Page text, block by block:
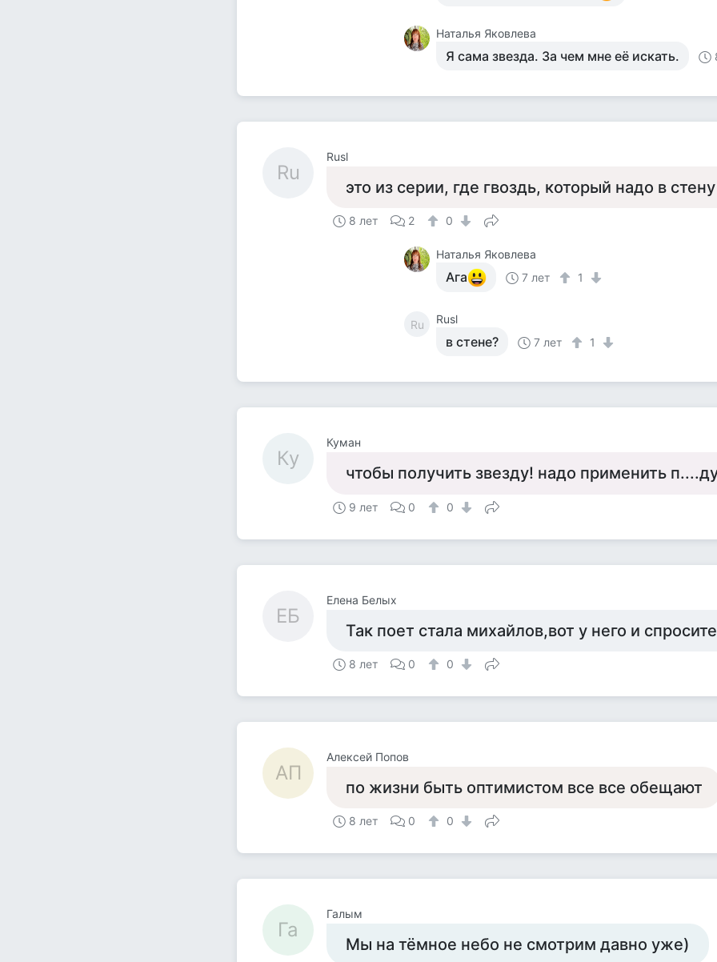
Наталья Яковлева
Я сама звезда. За чем мне её искать.
Ru
Rusl
это из серии, где гвоздь, который надо в
8 лет 2 0
Наталья Яковлева
Ага 7 лет 1
Ru Rusl
в стене? 7 лет 1
Ку
Куман
чтобы получить звезду! надо применить
9 лет 0 0
ЕБ
Елена Белых
Так поет стала михайлов,вот у него и спросите
8 лет 0 0
АП
Алексей Попов
по жизни быть оптимистом все все обещают
8 лет 0 0
Га
Галым
Мы на тёмное небо не смотрим давно уже)